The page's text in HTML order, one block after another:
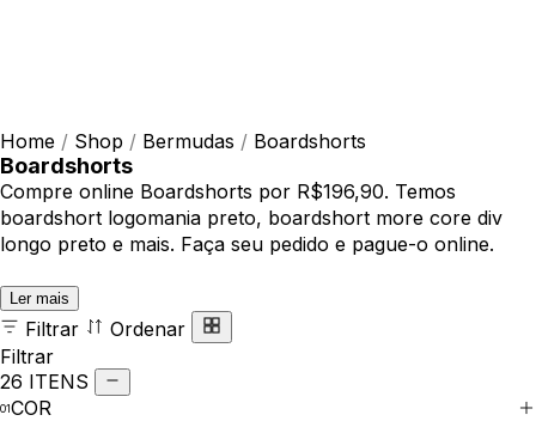
Home / Shop / Bermudas / Boardshorts
Boardshorts
Compre online Boardshorts por R$196,90. Temos
boardshort logomania preto, boardshort more core div
longo preto e mais. Faça seu pedido e pague-o online.
Ler mais
Filtrar
Ordenar
Filtrar
26 ITENS
COR